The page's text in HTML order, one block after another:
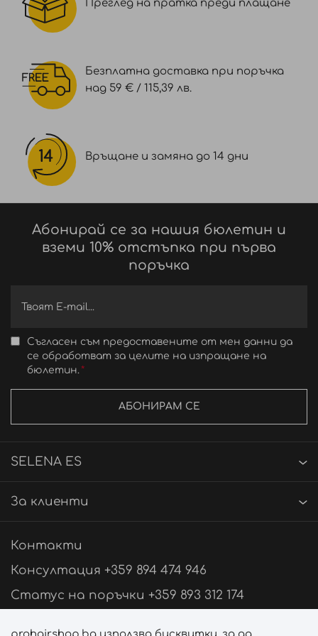
Преглед на пратка преди плащане
Безплатна доставка при поръчка
над 59 € / 115,39 лв.
Връщане и замяна до 14 дни
Абонирай се за нашия бюлетин и
вземи 10% отстъпка при първа
поръчка
Съгласен съм предоставените от мен данни да
се обработват за целите на изпращане на
бюлетин.
АБОНИРАМ СЕ
SELENA ES
За клиенти
Контакти
Консултация +359 894 474 946
Статус на поръчки +359 893 312 174